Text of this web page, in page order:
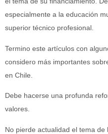
especialmente a la educación
superior técnico profesional.
Termino este artículos con
considero más importantes
en Chile.
Debe hacerse una profunda
valores.
No pierde actualidad el tema de